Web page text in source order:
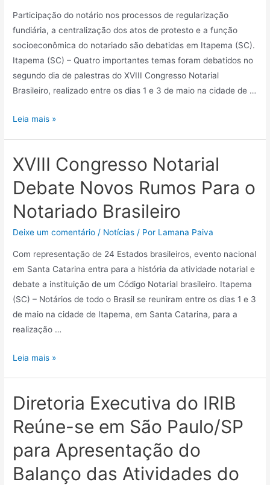
Participação do notário nos processos de regularização
fundiária, a centralização dos atos de protesto e a função
socioeconômica do notariado são debatidas em Itapema (SC).
Itapema (SC) – Quatro importantes temas foram debatidos no
segundo dia de palestras do XVIII Congresso Notarial
Brasileiro, realizado entre os dias 1 e 3 de maio na cidade de …
Leia mais »
XVIII Congresso Notarial
Debate Novos Rumos Para o
Notariado Brasileiro
Deixe um comentário / Notícias / Por Lamana Paiva
Com representação de 24 Estados brasileiros, evento nacional
em Santa Catarina entra para a história da atividade notarial e
debate a instituição de um Código Notarial brasileiro. Itapema
(SC) – Notários de todo o Brasil se reuniram entre os dias 1 e 3
de maio na cidade de Itapema, em Santa Catarina, para a
realização …
Leia mais »
Diretoria Executiva do IRIB
Reúne-se em São Paulo/SP
para Apresentação do
Balanço das Atividades do